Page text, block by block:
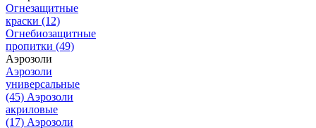
Огнезащитные
краски (12)
Огнебиозащитные
пропитки (49)
Аэрозоли
Аэрозоли
универсальные
(45) Аэрозоли
акриловые
(17) Аэрозоли